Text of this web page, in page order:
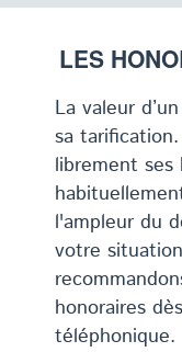
LES
La valeur
sa
librement ses
l'ampleur du
votre
honoraires
téléphonique.